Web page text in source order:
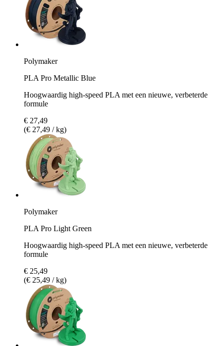
Polymaker
PLA Pro Metallic Blue
Hoogwaardig high-speed PLA met een nieuwe, verbeterde
formule
€ 27,49
(€ 27,49 / kg)
Polymaker
PLA Pro Light Green
Hoogwaardig high-speed PLA met een nieuwe, verbeterde
formule
€ 25,49
(€ 25,49 / kg)